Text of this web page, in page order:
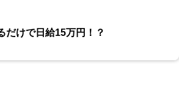
だけで日給15万円！？